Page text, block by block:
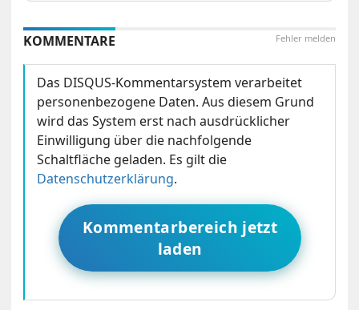
Fehler melden
KOMMENTARE
Das DISQUS-Kommentarsystem verarbeitet
personenbezogene Daten. Aus diesem Grund
wird das System erst nach ausdrücklicher
Einwilligung über die nachfolgende
Schaltfläche geladen. Es gilt die
Datenschutzerklärung.
Kommentarbereich jetzt
laden